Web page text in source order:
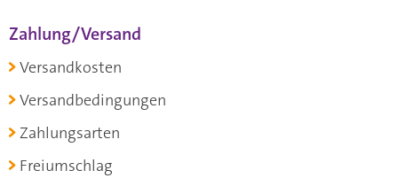
Zahlung/Versand
Versandkosten
Versandbedingungen
Zahlungsarten
Freiumschlag